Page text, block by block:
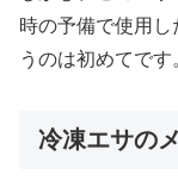
時の予備で使用
うのは初めてです
冷凍エサの